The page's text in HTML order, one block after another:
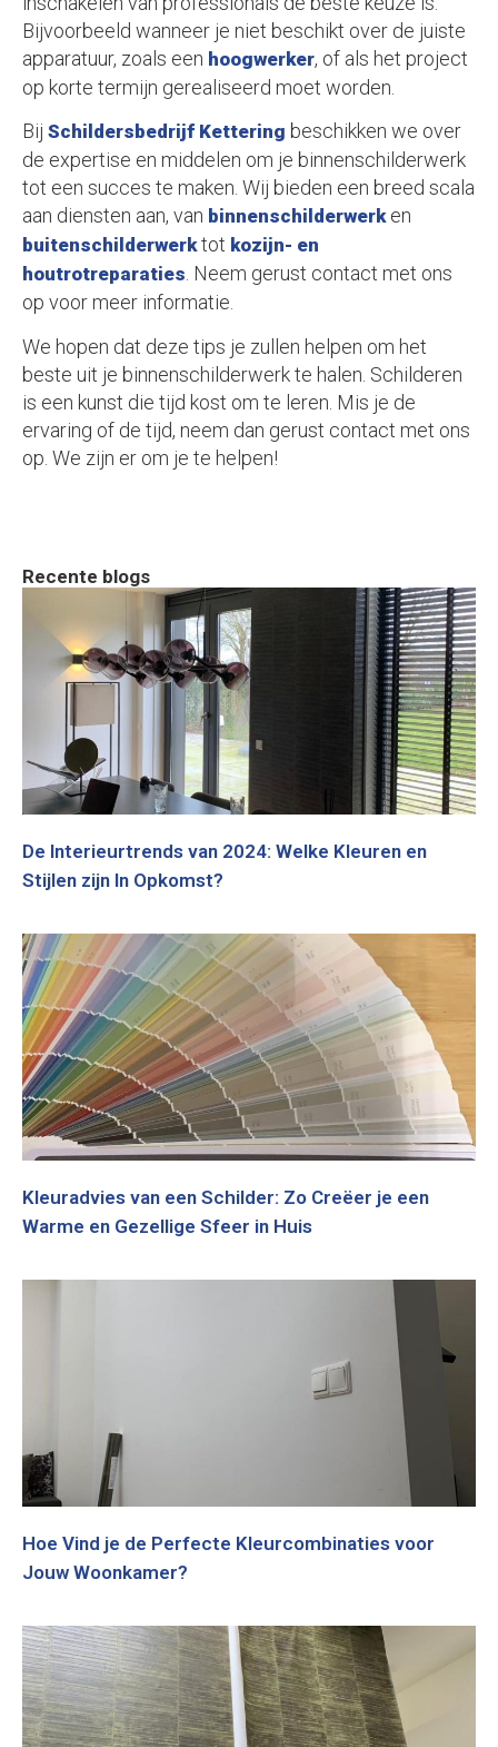
Bijvoorbeeld wanneer je niet beschikt over de juiste
apparatuur, zoals een hoogwerker, of als het project
op korte termijn gerealiseerd moet worden.
Bij Schildersbedrijf Kettering beschikken we over
de expertise en middelen om je binnenschilderwerk
tot een succes te maken. Wij bieden een breed scala
aan diensten aan, van binnenschilderwerken
buitenschilderwerktot kozijn- en
houtrotreparaties. Neem gerust contact met ons
op voor meer informatie.
We hopen dat deze tips je zullen helpen om het
beste uit je binnenschilderwerk te halen. Schilderen
is een kunst die tijd kost om te leren. Mis je de
ervaring of de tijd, neem dan gerust contact met ons
op. We zijn er om je te helpen!
Recente blogs
De Interieurtrends van 2024: Welke Kleuren en
Stijlen zijn In Opkomst?
Kleuradvies van een Schilder: Zo Creëer je een
Warme en Gezellige Sfeer in Huis
Hoe Vind je de Perfecte Kleurcombinaties voor
Jouw Woonkamer?